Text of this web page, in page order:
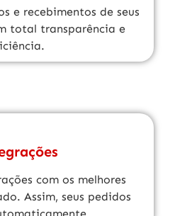
e recebimentos de seus
total transparência e
com os melhores
Assim, seus pedidos